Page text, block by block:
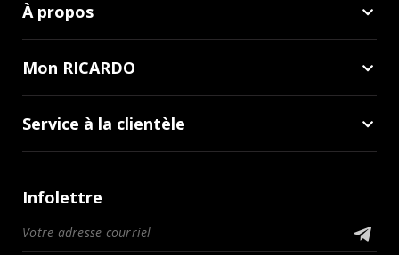
À propos
Mon RICARDO
Service à la clientèle
Infolettre